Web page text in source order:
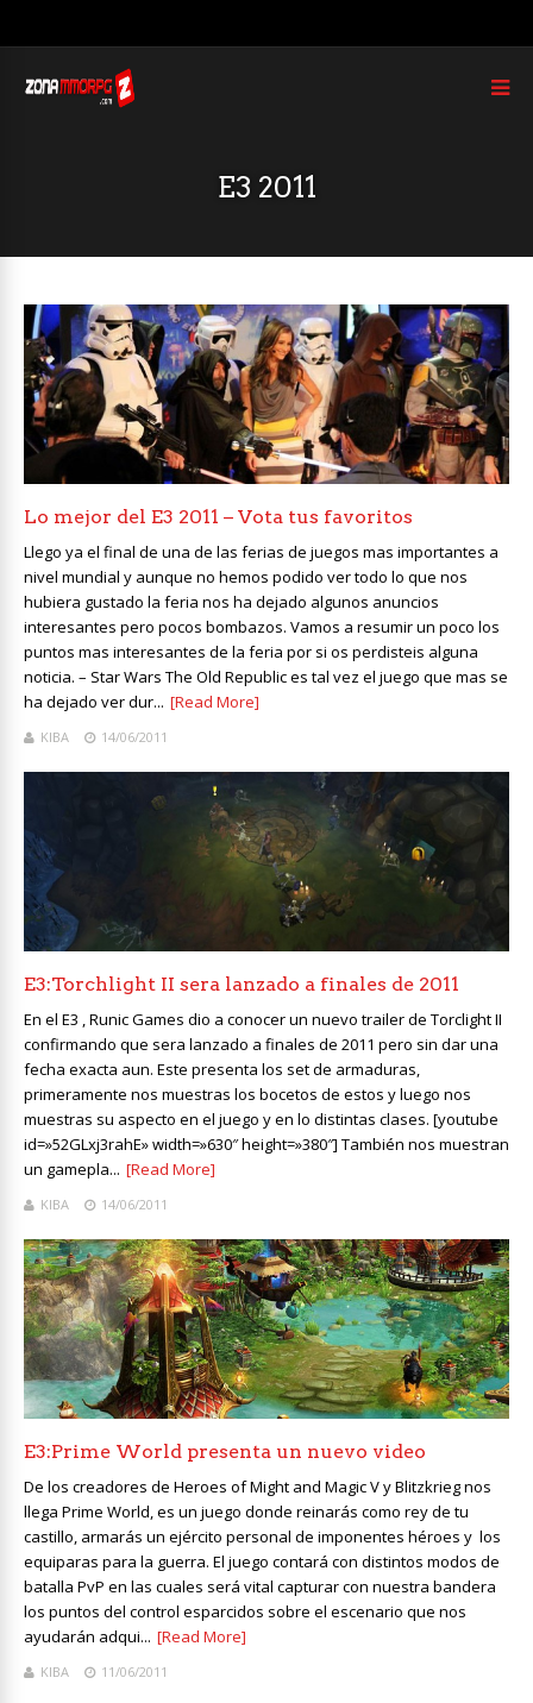
E3 2011
Lo mejor del E3 2011 – Vota tus favoritos
Llego ya el final de una de las ferias de juegos mas importantes a
nivel mundial y aunque no hemos podido ver todo lo que nos
hubiera gustado la feria nos ha dejado algunos anuncios
interesantes pero pocos bombazos. Vamos a resumir un poco los
puntos mas interesantes de la feria por si os perdisteis alguna
noticia. – Star Wars The Old Republic es tal vez el juego que mas se
ha dejado ver dur... [Read More]
KIBA 14/06/2011
E3:Torchlight II sera lanzado a finales de 2011
En el E3 , Runic Games dio a conocer un nuevo trailer de Torclight II
confirmando que sera lanzado a finales de 2011 pero sin dar una
fecha exacta aun. Este presenta los set de armaduras,
primeramente nos muestras los bocetos de estos y luego nos
muestras su aspecto en el juego y en lo distintas clases. [youtube
id=»52GLxj3rahE» width=»630″ height=»380″] También nos muestran
un gamepla... [Read More]
KIBA 14/06/2011
E3:Prime World presenta un nuevo video
De los creadores de Heroes of Might and Magic V y Blitzkrieg nos
llega Prime World, es un juego donde reinarás como rey de tu
castillo, armarás un ejército personal de imponentes héroes y los
equiparas para la guerra. El juego contará con distintos modos de
batalla PvP en las cuales será vital capturar con nuestra bandera
los puntos del control esparcidos sobre el escenario que nos
ayudarán adqui... [Read More]
KIBA 11/06/2011